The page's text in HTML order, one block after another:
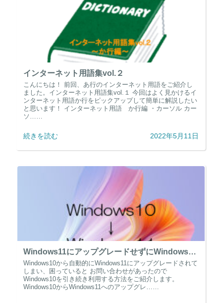
インターネット用語集vol.２
こんにちは！ 前回、あ行のインターネット用語をご紹介し
ました。インターネット用語集vol.１ 今回はよく見かけるイ
ンターネット用語か行をピックアップして簡単に解説したい
と思います！ インターネット用語 か行編 ・カーソル カー
ソ……
続きを読む 2022年5月11日
Windows11にアップグレードせずにWindows10を利用する方法
Windows10から自動的にWindows11にアップグレードされて
しまい、困っていると お問い合わせがあったので
Windows10を引き続き利用する方法をご紹介します。
Windows10からWindows11へのアップグレ……